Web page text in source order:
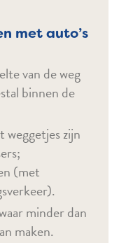
met auto’s
van de weg
binnen de
zijn
(met
minder dan
maken.